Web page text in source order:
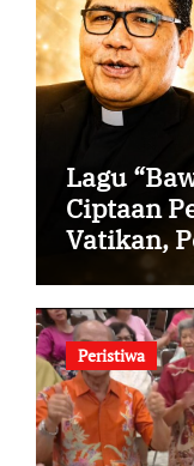
Lagu
Ciptaan
Vatikan,
Summa
Peristiwa